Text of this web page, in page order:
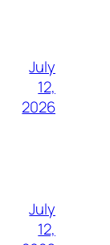
July
12,
2026
July
12,